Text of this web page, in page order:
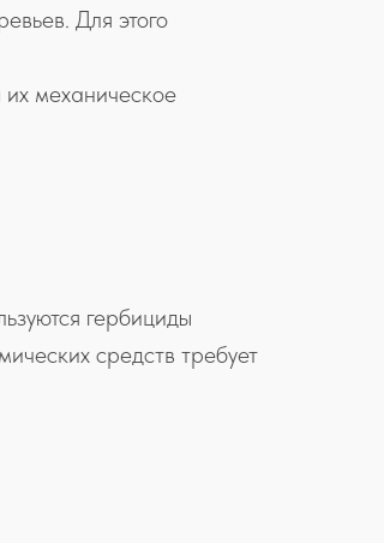
Для этого
механическое
гербициды
средств требует